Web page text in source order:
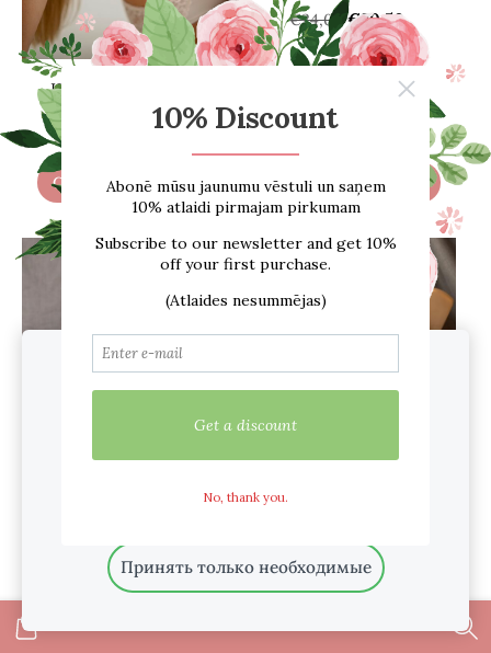
Krūšturis 811 Peonija
€20,50
Смотреть варианты
€24,00 €20,50
Смотреть варианты
Синий
Бюстгальтер 161
белый
улучшения вашего опыта.
Принять все
Принять только необходимые